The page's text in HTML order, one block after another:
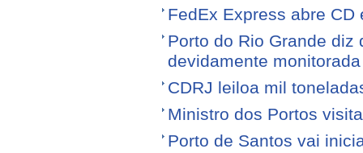
FedEx Express abre CD
Porto do Rio Grande
devidamente monitorada
CDRJ leiloa mil
Ministro dos Portos
Porto de Santos vai